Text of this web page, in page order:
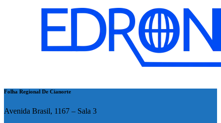
Folha Regional De Cianorte
Avenida Brasil, 1167 – Sala 3